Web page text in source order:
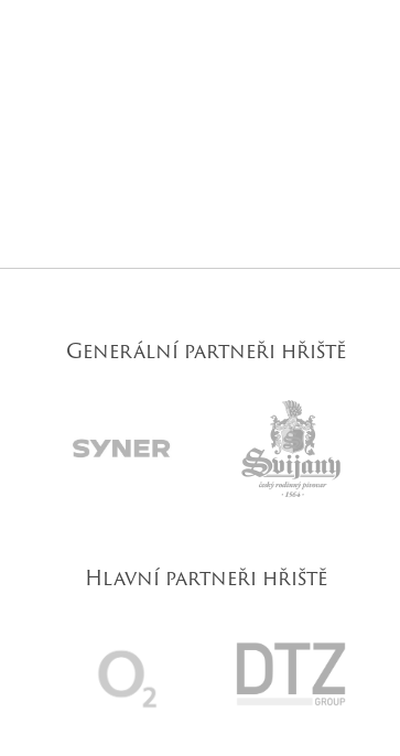
Generální partneři hřiště
Hlavní partneři hřiště